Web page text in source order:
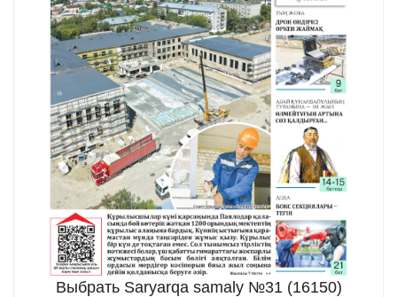
Выбрать Saryarqa samaly №31 (16150)